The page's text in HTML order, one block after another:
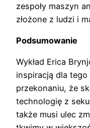
zespoły maszyn
złożone z ludzi i
Podsumowanie
Wykład Erica
inspiracją dla tego
przekonaniu, że
technologię z
także musi ulec